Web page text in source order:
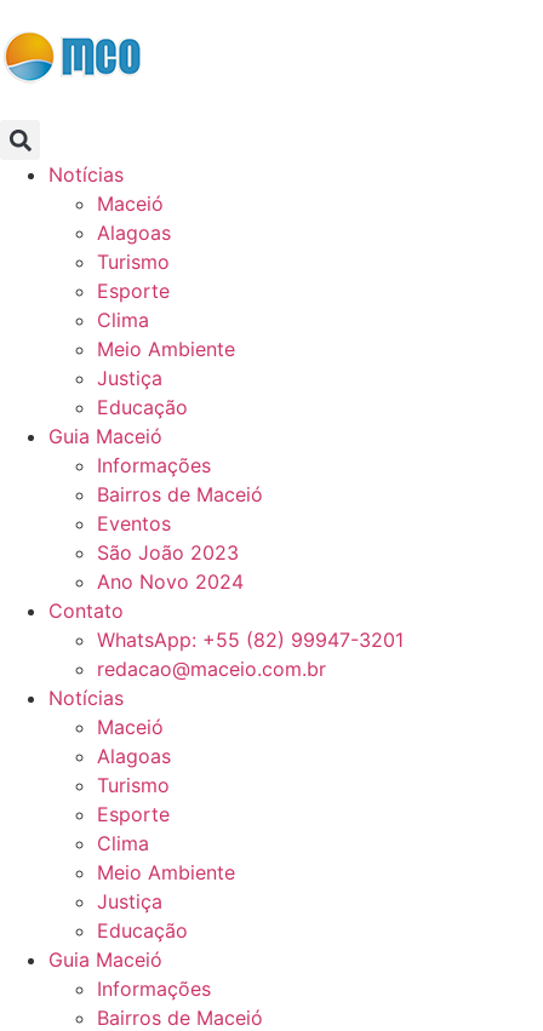
Notícias
Maceió
Alagoas
Turismo
Esporte
Clima
Meio Ambiente
Justiça
Educação
Guia Maceió
Informações
Bairros de Maceió
Eventos
São João 2023
Ano Novo 2024
Contato
WhatsApp: +55 (82) 99947-3201
redacao@maceio.com.br
Notícias
Maceió
Alagoas
Turismo
Esporte
Clima
Meio Ambiente
Justiça
Educação
Guia Maceió
Informações
Bairros de Maceió